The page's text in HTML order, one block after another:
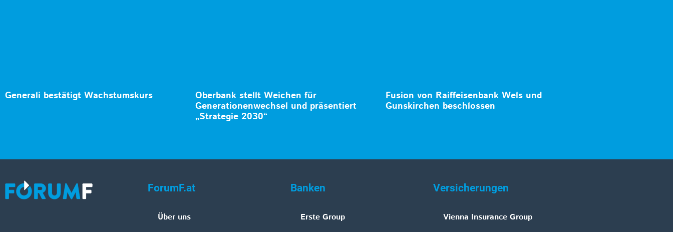
Generali bestätigt Wachstumskurs
Oberbank stellt Weichen für
Generationenwechsel und präsentiert
„Strategie 2030“
Fusion von Raiffeisenbank Wels und
Gunskirchen beschlossen
ForumF.at
Über uns
Banken
Erste Group
Versicherungen
Vienna Insurance Group